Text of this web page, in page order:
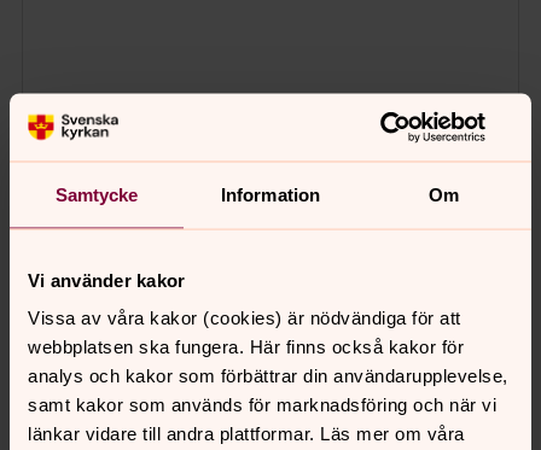
Samtycke Information Om
Vi använder kakor
Vissa av våra kakor (cookies) är nödvändiga för att
webbplatsen ska fungera. Här finns också kakor för
analys och kakor som förbättrar din användarupplevelse,
samt kakor som används för marknadsföring och när vi
länkar vidare till andra plattformar. Läs mer om våra